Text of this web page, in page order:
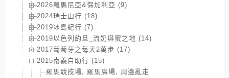
2026羅馬尼亞&保加利亞 (9)
2024瑞士山行 (18)
2019冰島紀行 (7)
2019以色列約旦_流奶與蜜之地 (14)
2017葡萄牙之每天2萬步 (17)
2015南義自助行 (15)
羅馬競技場, 羅馬廣場, 周邊亂走